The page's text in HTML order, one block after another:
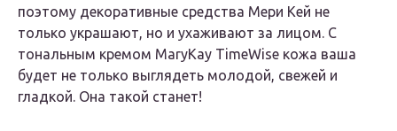
поэтому декоративные средства Мери Кей не
только украшают, но и ухаживают за лицом. С
тональным кремом MaryKay TimeWise кожа ваша
будет не только выглядеть молодой, свежей и
гладкой. Она такой станет!